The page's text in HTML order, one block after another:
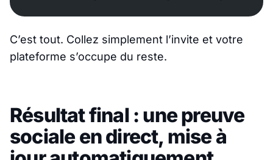
C’est tout. Collez simplement l’invite et votre
plateforme s’occupe du reste.
Résultat final : une preuve
sociale en direct, mise à